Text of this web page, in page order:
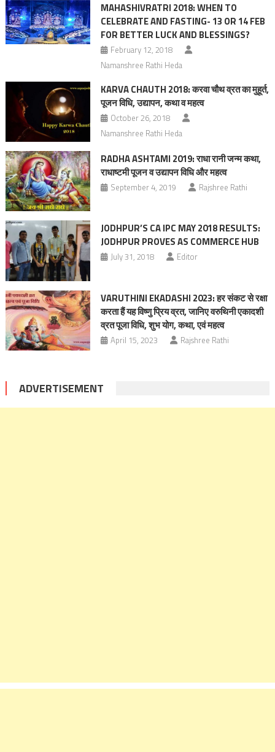
MAHASHIVRATRI 2018: WHEN TO
CELEBRATE AND FASTING- 13 OR 14 FEB
FOR BETTER LUCK AND BLESSINGS?
February 12, 2018
Namanshree Rathi Heda
KARVA CHAUTH 2018: करवा चौथ व्रत का मुहूर्त,
पूजन विधि, उद्यापन, कथा व महत्‍व
October 26, 2018
Namanshree Rathi Heda
RADHA ASHTAMI 2019: राधा रानी जन्म कथा,
राधाष्टमी पूजन व उद्यापन विधि और महत्व
September 4, 2019 Rajshree Rathi
JODHPUR’S CA IPC MAY 2018 RESULTS:
JODHPUR PROVES AS COMMERCE HUB
July 31, 2018 Editor
VARUTHINI EKADASHI 2023: हर संकट से रक्षा
करता हैं यह विष्णु प्रिय व्रत, जानिए वरुथिनी एकादशी
व्रत पूजा विधि, शुभ योग, कथा, एवं महत्व
April 15, 2023 Rajshree Rathi
ADVERTISEMENT